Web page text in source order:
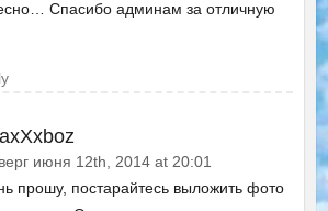
Спасибо админам за отличную
июня 12th, 2014 at 20:01
прошу, постарайтесь выложить фото